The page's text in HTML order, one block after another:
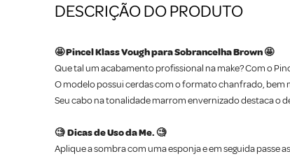
DESCRIÇÃO DO PRODUTO
🤩 Pincel Klass Vough para Sobrancelha Brown 🤩
Que tal um acabamento profissional na make? Com o
O modelo possui cerdas com o formato chanfrado,
Seu cabo na tonalidade marrom envernizado destaca o
🧐 Dicas de Uso da Me. 🧐
Aplique a sombra com uma esponja e em seguida passe